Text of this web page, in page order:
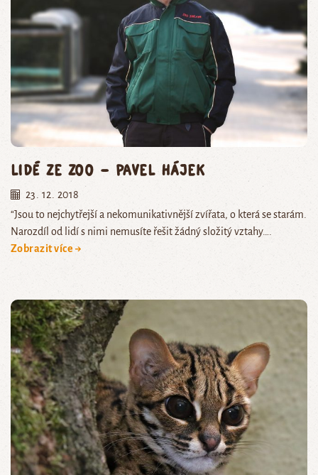
Lidé ze zoo – Pavel Hájek
23. 12. 2018
“Jsou to nejchytřejší a nekomunikativnější zvířata, o která se starám.
Narozdíl od lidí s nimi nemusíte řešit žádný složitý vztahy….
Zobrazit více →